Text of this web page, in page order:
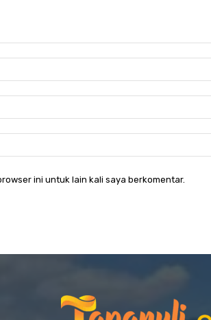
ini untuk lain kali saya berkomentar.